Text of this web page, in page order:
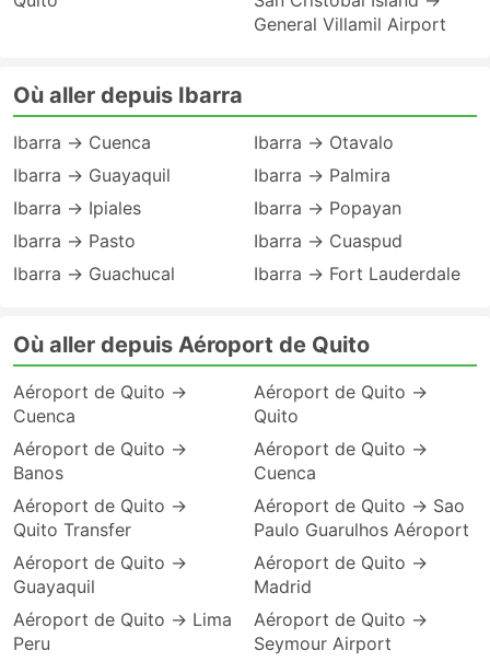
General Villamil Airport
Où aller depuis Ibarra
Ibarra → Cuenca
Ibarra → Guayaquil
Ibarra → Ipiales
Ibarra → Pasto
Ibarra → Guachucal
Ibarra → Otavalo
Ibarra → Palmira
Ibarra → Popayan
Ibarra → Cuaspud
Ibarra → Fort Lauderdale
Où aller depuis Aéroport de Quito
Aéroport de Quito →
Cuenca
Aéroport de Quito →
Banos
Aéroport de Quito →
Quito Transfer
Aéroport de Quito →
Guayaquil
Aéroport de Quito → Lima
Peru
Aéroport de Quito →
Quito
Aéroport de Quito →
Cuenca
Aéroport de Quito → Sao
Paulo Guarulhos Aéroport
Aéroport de Quito →
Madrid
Aéroport de Quito →
Seymour Airport